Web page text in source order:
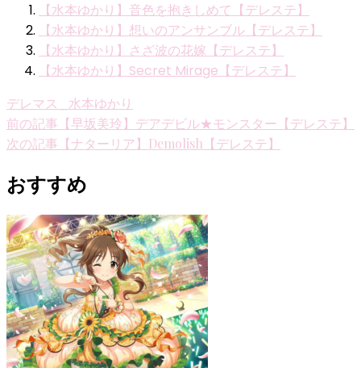
【水本ゆかり】音色を抱きしめて【デレステ】
【水本ゆかり】想いのアンサンブル【デレステ】
【水本ゆかり】さざ波の花嫁【デレステ】
【水本ゆかり】Secret Mirage【デレステ】
デレマス_水本ゆかり
投
稿
ナ
ビ
ゲ
ー
シ
ョ
ン
前の記事 【早坂美玲】デアデビル★モンスター【デレステ】
次の記事 【ナターリア】Demolish【デレステ】
おすすめ